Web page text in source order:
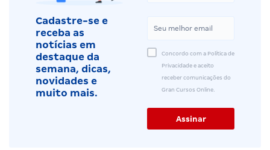
Cadastre-se e
receba as
notícias em
destaque da
semana, dicas,
novidades e
muito mais.
Concordo com a Política de
Privacidade e aceito
receber comunicações do
Gran Cursos Online.